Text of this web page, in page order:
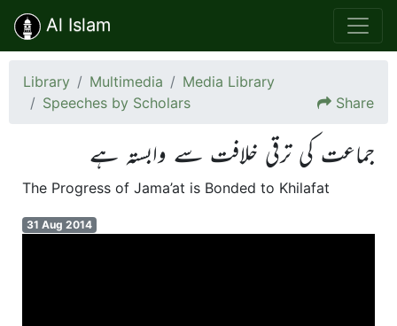
Al Islam
Library Multimedia
Media Library
Speeches by Scholars
Share
جماعت کی ترقی خلافت سے وابستہ ہے
The Progress of Jama’at is Bonded to Khilafat
31 Aug 2014